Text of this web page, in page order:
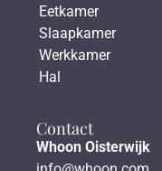
Eetkamer
Slaapkamer
Werkkamer
Hal
Contact
Whoon Oisterwijk